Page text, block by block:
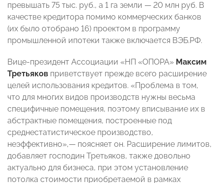
превышать 75 тыс. руб., а 1 га земли — 20 млн руб. В
качестве кредитора помимо коммерческих банков
(их было отобрано 16) проектом в программу
промышленной ипотеки также включается ВЭБ.РФ.
Вице-президент Ассоциации «НП «ОПОРА» Максим
Третьяков приветствует прежде всего расширение
целей использования кредитов. «Проблема в том,
что для многих видов производств нужны весьма
специфичные помещения, поэтому вписывание их в
абстрактные помещения, построенные под
среднестатистическое производство,
неэффективно»,— поясняет он. Расширение лимитов,
добавляет господин Третьяков, также довольно
актуально для бизнеса, при этом установление
потолка стоимости приобретаемой в рамках